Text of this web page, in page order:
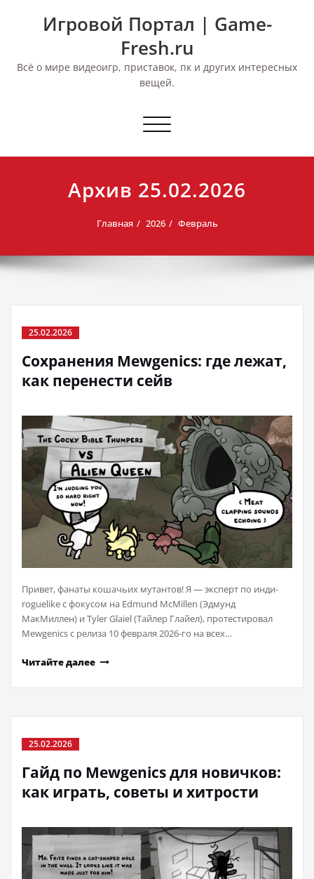
Игровой Портал | Game-
Fresh.ru
Всё о мире видеоигр, приставок, пк и других интересных
вещей.
Переключить
Архив 25.02.2026
Главная 2026 Февраль
25.02.2026
Сохранения Mewgenics: где лежат,
как перенести сейв
Привет, фанаты кошачьих мутантов! Я — эксперт по инди-
roguelike с фокусом на Edmund McMillen (Эдмунд
МакМиллен) и Tyler Glaiel (Тайлер Глайел), протестировал
Mewgenics с релиза 10 февраля 2026-го на всех…
Читайте далее
25.02.2026
Гайд по Mewgenics для новичков:
как играть, советы и хитрости